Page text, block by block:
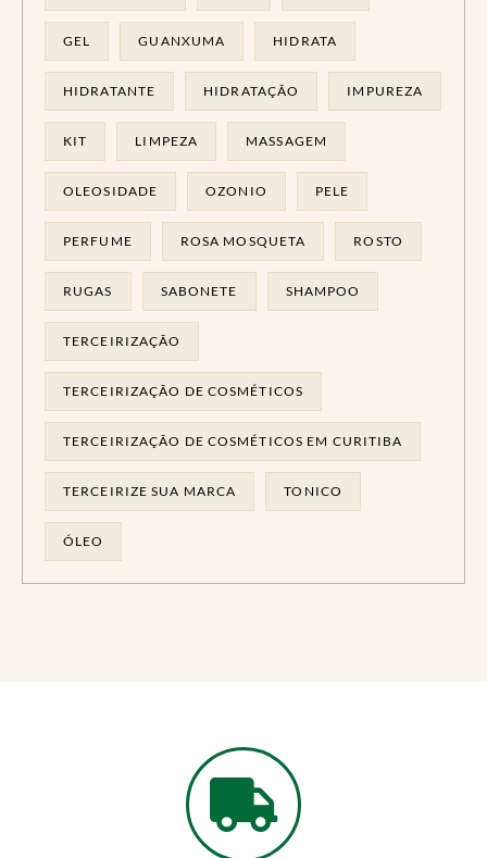
GEL GUANXUMA HIDRATA
HIDRATANTE HIDRATAÇÃO IMPUREZA
KIT LIMPEZA MASSAGEM
OLEOSIDADE OZONIO PELE
PERFUME ROSA MOSQUETA ROSTO
RUGAS SABONETE SHAMPOO
TERCEIRIZAÇÃO
TERCEIRIZAÇÃO DE COSMÉTICOS
TERCEIRIZAÇÃO DE COSMÉTICOS EM CURITIBA
TERCEIRIZE SUA MARCA TONICO
ÓLEO